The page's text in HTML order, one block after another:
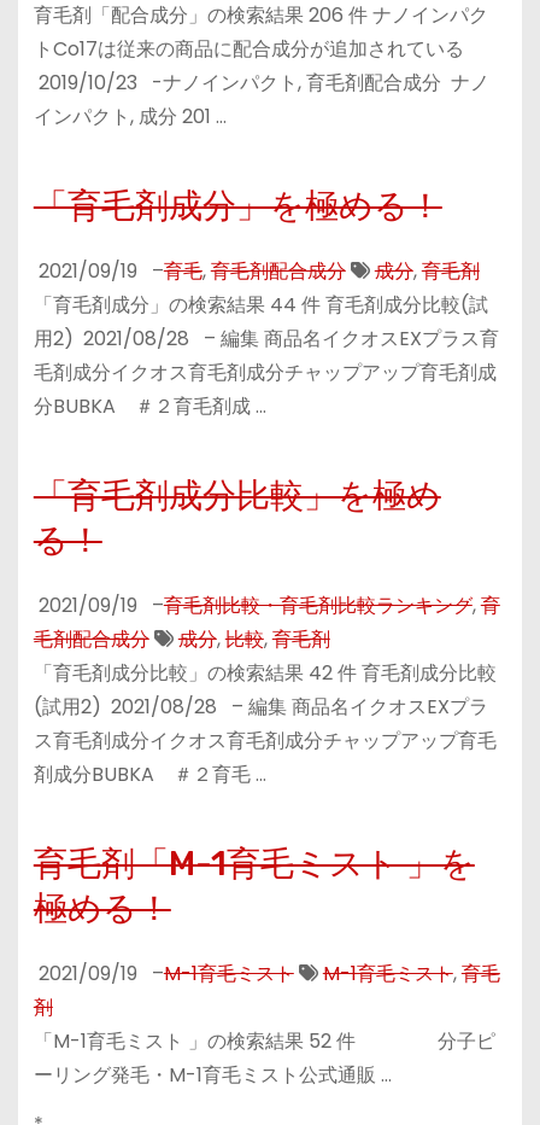
育毛剤「配合成分」の検索結果 206 件 ナノインパク
トCo17は従来の商品に配合成分が追加されている
2019/10/23 -ナノインパクト, 育毛剤配合成分 ナノ
インパクト, 成分 201 …
「育毛剤成分」を極める！
2021/09/19 –育毛,育毛剤配合成分 成分,育毛剤
「育毛剤成分」の検索結果 44 件 育毛剤成分比較(試
用2) 2021/08/28 – 編集 商品名イクオスEXプラス育
毛剤成分イクオス育毛剤成分チャップアップ育毛剤成
分BUBKA ＃２育毛剤成 …
「育毛剤成分比較」を極め
る！
2021/09/19 –育毛剤比較・育毛剤比較ランキング,育
毛剤配合成分
成分,比較,育毛剤
「育毛剤成分比較」の検索結果 42 件 育毛剤成分比較
(試用2) 2021/08/28 – 編集 商品名イクオスEXプラ
ス育毛剤成分イクオス育毛剤成分チャップアップ育毛
剤成分BUBKA ＃２育毛 …
育毛剤「M-1育毛ミスト 」を
極める！
2021/09/19 –M-1育毛ミスト M-1育毛ミスト,育毛
剤
「M-1育毛ミスト 」の検索結果 52 件 分子ピ
ーリング発毛・M-1育毛ミスト公式通販 …